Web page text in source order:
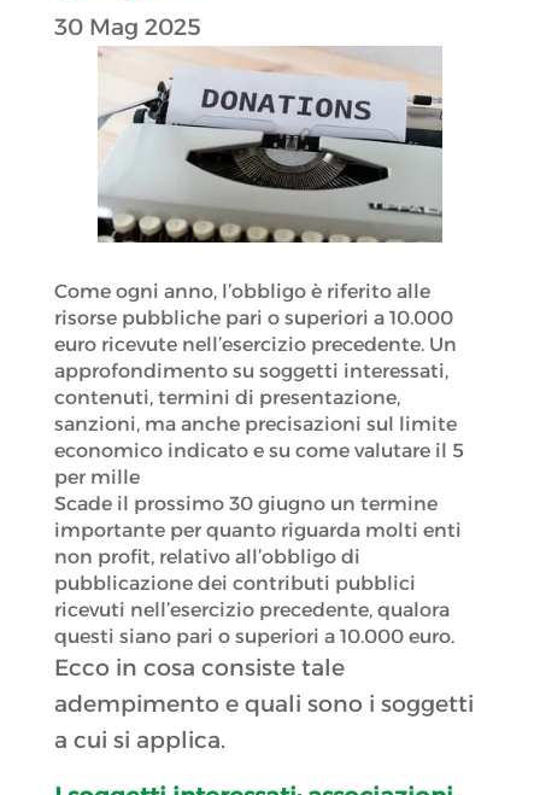
30 Mag 2025
Come ogni anno, l’obbligo è riferito alle
risorse pubbliche pari o superiori a 10.000
euro ricevute nell’esercizio precedente. Un
approfondimento su soggetti interessati,
contenuti, termini di presentazione,
sanzioni, ma anche precisazioni sul limite
economico indicato e su come valutare il 5
per mille
Scade il prossimo 30 giugno un termine
importante per quanto riguarda molti enti
non profit, relativo all’obbligo di
pubblicazione dei contributi pubblici
ricevuti nell’esercizio precedente, qualora
questi siano pari o superiori a 10.000 euro.
Ecco in cosa consiste tale
adempimento e quali sono i soggetti
a cui si applica.